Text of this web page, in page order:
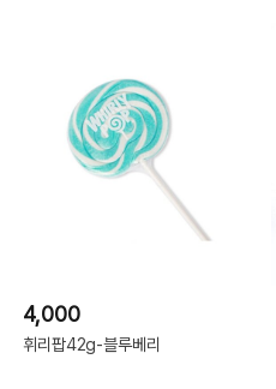
4,000
휘리팝42g-블루베리